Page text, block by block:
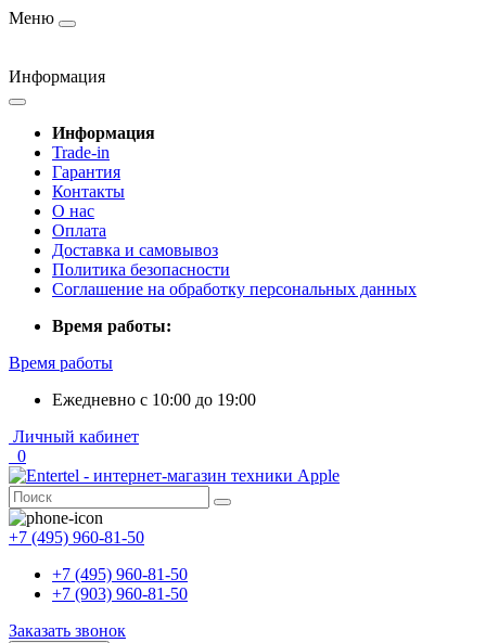
Меню
Информация
Информация
Trade-in
Гарантия
Контакты
О нас
Оплата
Доставка и самовывоз
Политика безопасности
Соглашение на обработку персональных данных
Время работы:
Время работы
Ежедневно с 10:00 до 19:00
Личный кабинет
0
+7 (495) 960-81-50
+7 (495) 960-81-50
+7 (903) 960-81-50
Заказать звонок